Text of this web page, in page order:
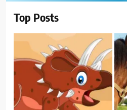
Top Posts